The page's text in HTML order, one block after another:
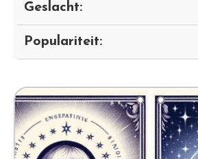
Geslacht:
Populariteit: